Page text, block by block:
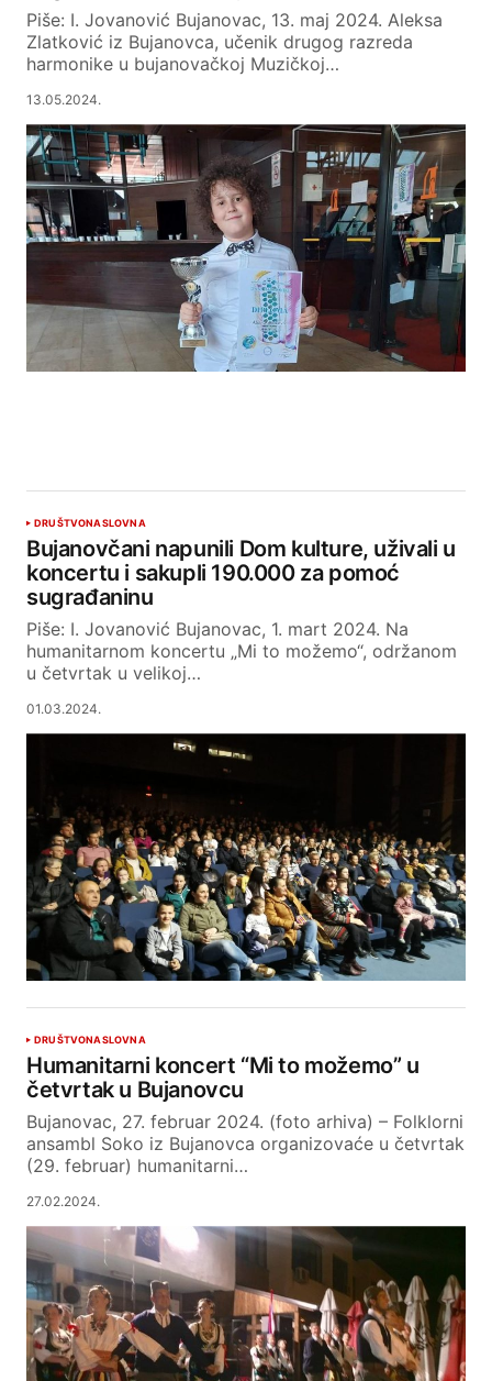
Piše: I. Jovanović Bujanovac, 13. maj 2024. Aleksa
Zlatković iz Bujanovca, učenik drugog razreda
harmonike u bujanovačkoj Muzičkoj…
13.05.2024.
DRUŠTVONASLOVNA
Bujanovčani napunili Dom kulture, uživali u
koncertu i sakupli 190.000 za pomoć
sugrađaninu
Piše: I. Jovanović Bujanovac, 1. mart 2024. Na
humanitarnom koncertu „Mi to možemo“, održanom
u četvrtak u velikoj…
01.03.2024.
DRUŠTVONASLOVNA
Humanitarni koncert “Mi to možemo” u
četvrtak u Bujanovcu
Bujanovac, 27. februar 2024. (foto arhiva) – Folklorni
ansambl Soko iz Bujanovca organizovaće u četvrtak
(29. februar) humanitarni…
27.02.2024.